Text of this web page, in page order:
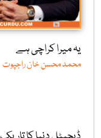
یہ میرا کراچی ہے
محمد محسن خان راجپوت